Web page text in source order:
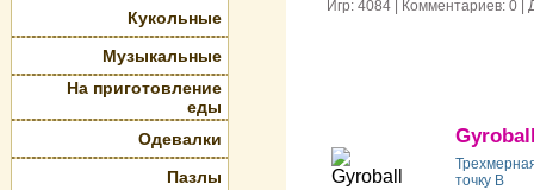
Кукольные
Музыкальные
На приготовление
еды
Одевалки
Пазлы
Игр: 4084 | Комментариев: 0
точку В